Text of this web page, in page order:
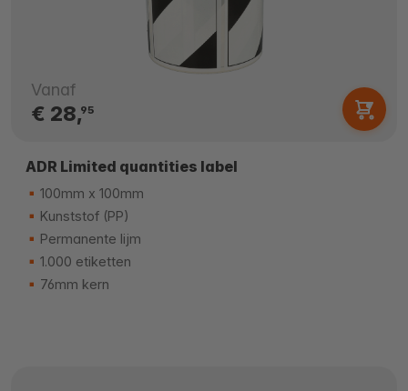
Vanaf
€ 28,95
ADR Limited quantities label
100mm x 100mm
Kunststof (PP)
Permanente lijm
1.000 etiketten
76mm kern